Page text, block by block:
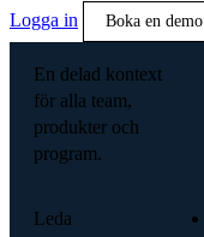
Logga in Boka en demo
En delad kontext
för alla team,
produkter och
program.
Leda